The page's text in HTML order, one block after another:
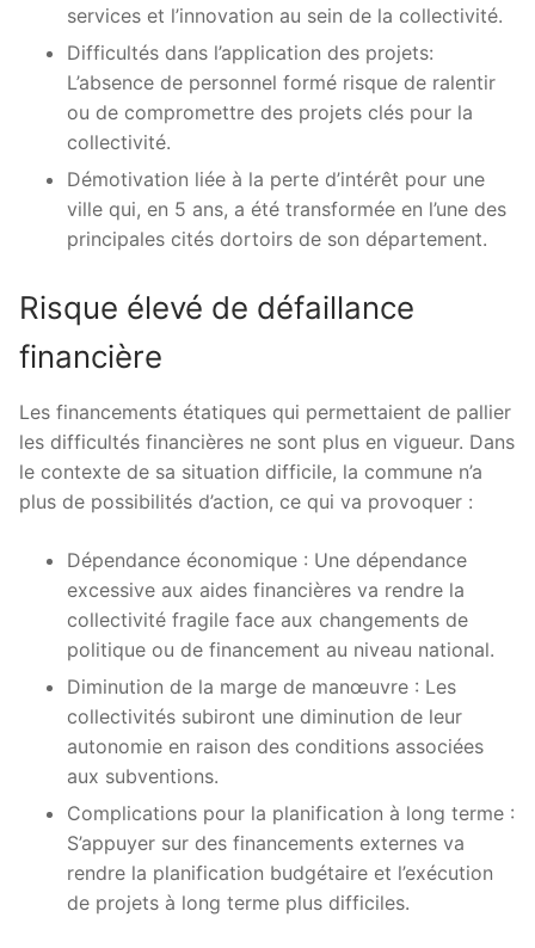
services et l’innovation au sein de la collectivité.
Difficultés dans l’application des projets:
L’absence de personnel formé risque de ralentir
ou de compromettre des projets clés pour la
collectivité.
Démotivation liée à la perte d’intérêt pour une
ville qui, en 5 ans, a été transformée en l’une des
principales cités dortoirs de son département.
Risque élevé de défaillance
financière
Les financements étatiques qui permettaient de pallier
les difficultés financières ne sont plus en vigueur. Dans
le contexte de sa situation difficile, la commune n’a
plus de possibilités d’action, ce qui va provoquer :
Dépendance économique : Une dépendance
excessive aux aides financières va rendre la
collectivité fragile face aux changements de
politique ou de financement au niveau national.
Diminution de la marge de manœuvre : Les
collectivités subiront une diminution de leur
autonomie en raison des conditions associées
aux subventions.
Complications pour la planification à long terme :
S’appuyer sur des financements externes va
rendre la planification budgétaire et l’exécution
de projets à long terme plus difficiles.